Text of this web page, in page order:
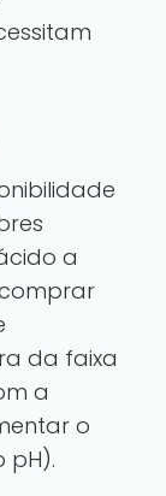
a
da faixa
a
o
pH).